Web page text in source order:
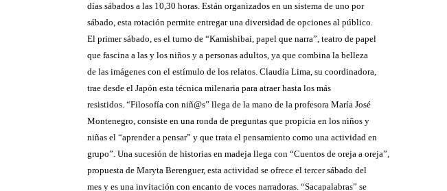
días sábados a las 10,30 horas. Están organizados en un sistema de uno por
sábado, esta rotación permite entregar una diversidad de opciones al público.
El primer sábado, es el turno de “Kamishibai, papel que narra”, teatro de papel
que fascina a las y los niños y a personas adultos, ya que combina la belleza
de las imágenes con el estímulo de los relatos. Claudia Lima, su coordinadora,
trae desde el Japón esta técnica milenaria para atraer hasta los más
resistidos. “Filosofía con niñ@s” llega de la mano de la profesora María José
Montenegro, consiste en una ronda de preguntas que propicia en los niños y
niñas el “aprender a pensar” y que trata el pensamiento como una actividad en
grupo”. Una sucesión de historias en madeja llega con “Cuentos de oreja a oreja”,
propuesta de Maryta Berenguer, esta actividad se ofrece el tercer sábado del
mes y es una invitación con encanto de voces narradoras. “Sacapalabras” se